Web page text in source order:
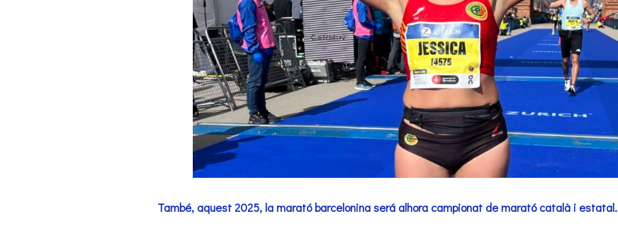
També, aquest 2025, la marató barcelonina será alhora campionat de marató català i estatal.